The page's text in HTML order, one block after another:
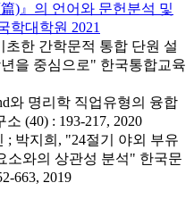
)』의 언어와 문헌분석 및
학대학원 2021
한 간학문적 통합 단원 설
을 중심으로" 한국통합교육
와 명리학 직업유형의 융합
(40) : 193-217, 2020
; 박지희, "24절기 야외 부유
소와의 상관성 분석" 한국문
663, 2019